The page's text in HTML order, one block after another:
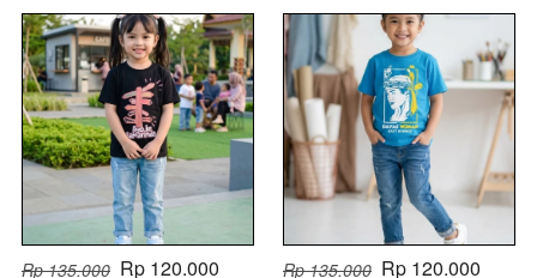
Rp 135.000 Rp 120.000 Rp 135.000 Rp 120.000